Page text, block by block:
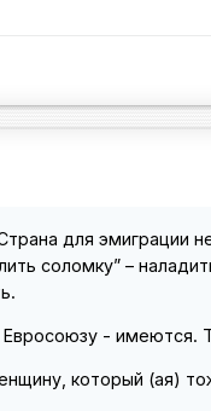
для эмиграции
соломку” –
- имеются.
который (ая)